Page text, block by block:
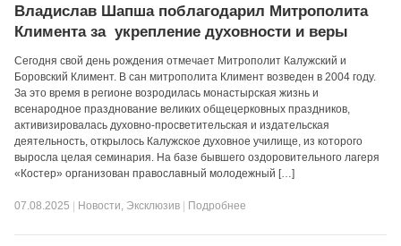
Владислав Шапша поблагодарил Митрополита
Климента за укрепление духовности и веры
Сегодня свой день рождения отмечает Митрополит Калужский и
Боровский Климент. В сан митрополита Климент возведен в 2004 году.
За это время в регионе возродилась монастырская жизнь и
всенародное празднование великих общецерковных праздников,
активизировалась духовно-просветительская и издательская
деятельность, открылось Калужское духовное училище, из которого
выросла целая семинария. На базе бывшего оздоровительного лагеря
«Костер» организован православный молодежный […]
07.08.2025 Новости, Эксклюзив Подробнее